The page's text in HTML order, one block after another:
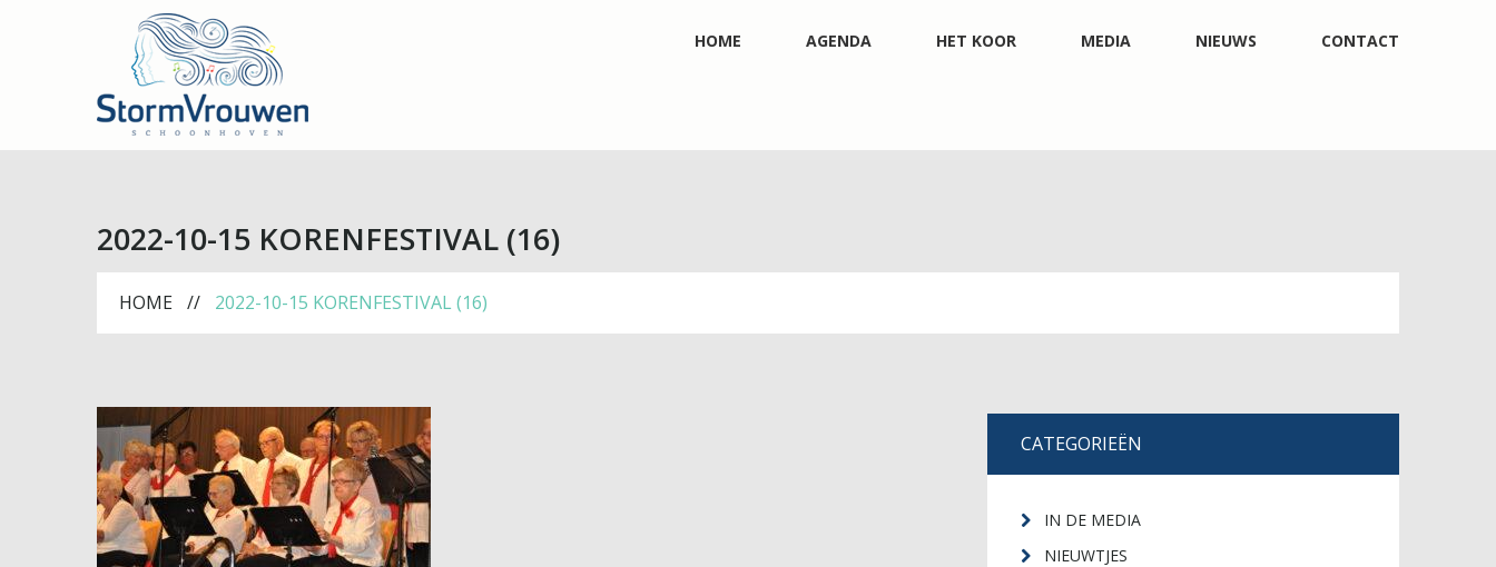
HOME AGENDA HET KOOR MEDIA NIEUWS CONTACT
2022-10-15 KORENFESTIVAL (16)
HOME 2022-10-15 KORENFESTIVAL (16)
CATEGORIEËN
IN DE MEDIA
NIEUWTJES